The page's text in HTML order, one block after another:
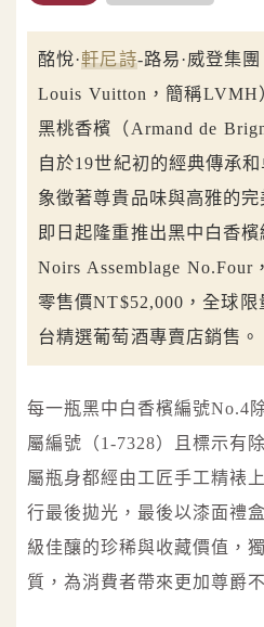
酩悅·軒尼詩-路易·威登集
Louis Vuitton，簡稱
黑桃香檳（Armand de
自於19世紀初的經典傳承
象徵著尊貴品味與高雅的
即日起隆重推出黑中白香
Noirs Assemblage
零售價NT$52,000，全球
台精選葡萄酒專賣店銷售。
每一瓶黑中白香檳編號No.4
屬編號（1-7328）且標示有
屬瓶身都經由工匠手工精裱
行最後拋光，最後以漆面禮
級佳釀的珍稀與收藏價值，
質，為消費者帶來更加尊爵